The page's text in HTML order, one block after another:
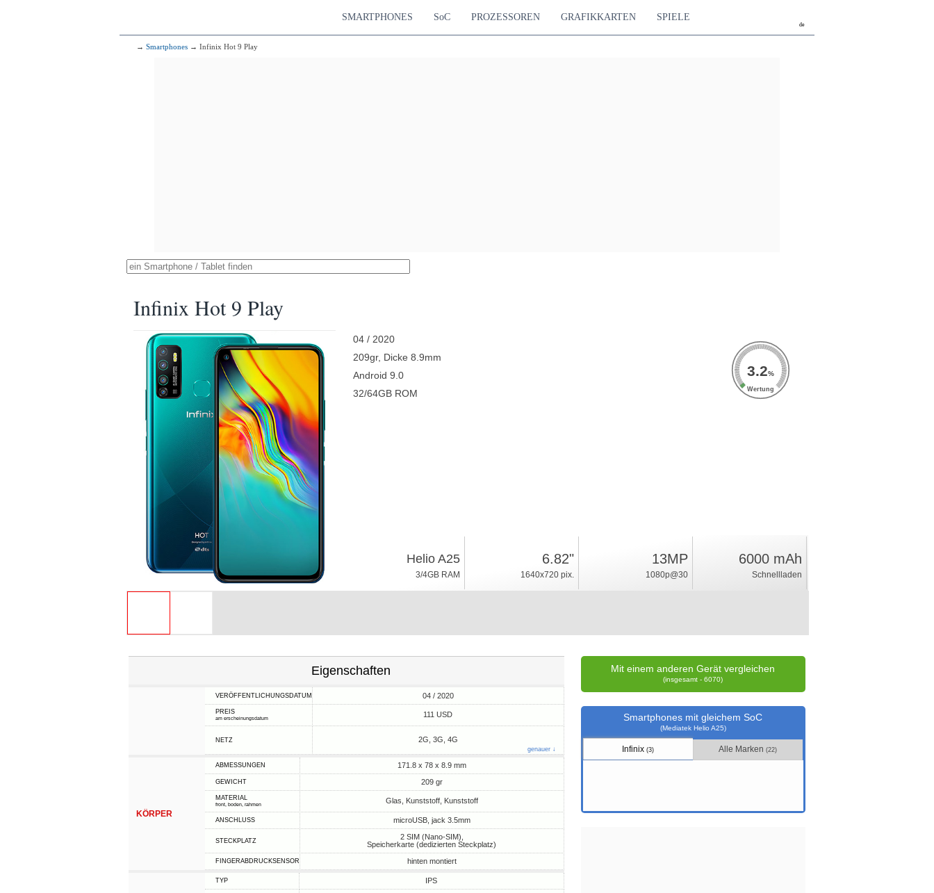
de
SMARTPHONES SoC PROZESSOREN GRAFIKKARTEN SPIELE
→ Smartphones → Infinix Hot 9 Play
Infinix Hot 9 Play
04 / 2020
209gr, Dicke 8.9mm
Android 9.0
32/64GB ROM
3.2%
Wertung
Helio A25
3/4GB RAM
6.82"
1640x720 pix.
13MP
1080p@30
6000 mAh
Schnellladen
Eigenschaften
VERÖFFENTLICHUNGSDATUM 04 / 2020
PREIS
am erscheinungsdatum 111 USD
NETZ 2G, 3G, 4G
genauer ↓
KÖRPER
ABMESSUNGEN 171.8 x 78 x 8.9 mm
GEWICHT 209 gr
MATERIAL
front, boden, rahmen Glas, Kunststoff, Kunststoff
ANSCHLUSS microUSB, jack 3.5mm
STECKPLATZ
2 SIM (Nano-SIM),
Speicherkarte (dedizierten Steckplatz)
FINGERABDRUCKSENSOR hinten montiert
TYP IPS
Mit einem anderen Gerät vergleichen
(insgesamt - 6070)
Smartphones mit gleichem SoC
(Mediatek Helio A25)
Infinix(3) Alle Marken(22)